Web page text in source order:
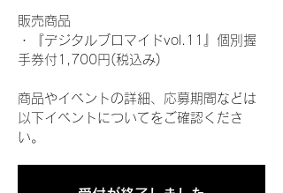
販売商品
・『デジタルブロマイドvol.11』個別握
手券付1,700円(税込み)
商品やイベントの詳細、応募期間などは
以下イベントについてをご確認くださ
い。